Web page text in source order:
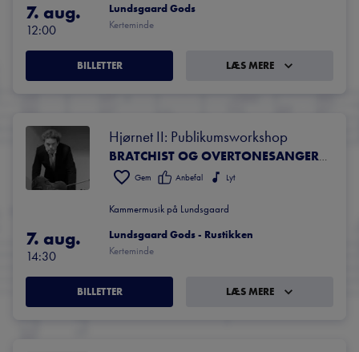
7. aug.
12:00
Lundsgaard Gods
Kerteminde
BILLETTER LÆS MERE
Hjørnet II: Publikumsworkshop
BRATCHIST OG OVERTONESANGER GARETH LUBBE
Gem Anbefal Lyt
Kammermusik på Lundsgaard
7. aug.
14:30
Lundsgaard Gods - Rustikken
Kerteminde
BILLETTER LÆS MERE